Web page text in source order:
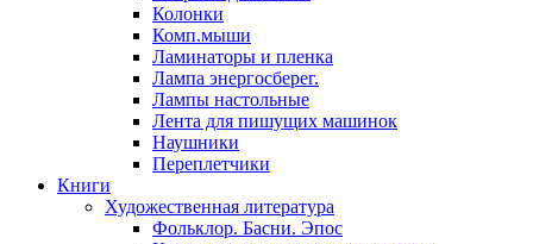
Колонки
Комп.мыши
Ламинаторы и пленка
Лампа энергосберег.
Лампы настольные
Лента для пишущих машинок
Наушники
Переплетчики
Книги
Художественная литература
Фольклор. Басни. Эпос